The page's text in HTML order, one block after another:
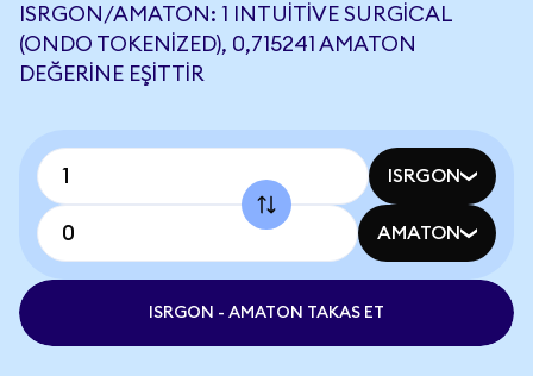
ISRGON/AMATON: 1 INTUITIVE SURGICAL
(ONDO TOKENIZED), 0,715241 AMATON
DEĞERINE EŞITTIR
ISRGON
AMATON
ISRGON - AMATON TAKAS ET